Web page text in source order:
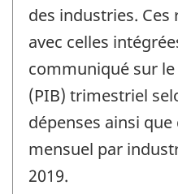
des industries.
avec celles
communiqué sur
(PIB) trimestriel
dépenses ainsi
mensuel par
2019.